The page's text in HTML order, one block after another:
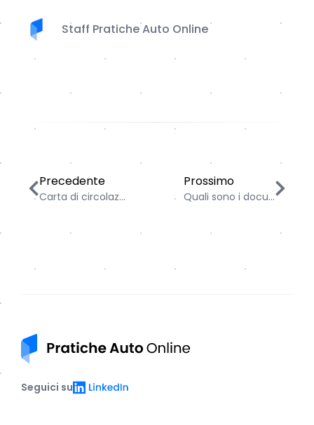
Staff Pratiche Auto Online
Carta di circolazione: cos’è e quando serve davvero
Precedente
Carta di circolaz...
Quali sono i
Prossimo
Quali sono i docu...
LinkedIn
Seguici su